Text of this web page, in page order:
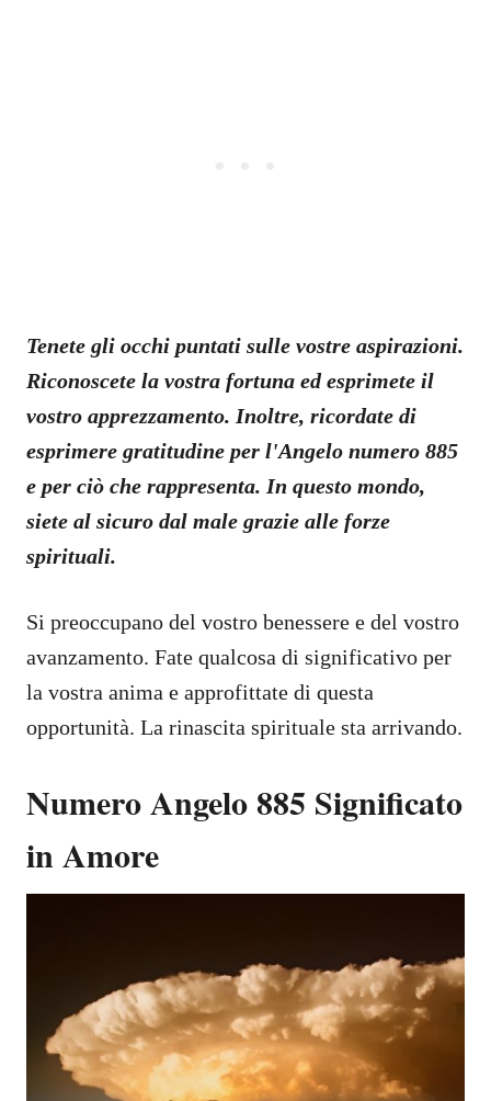
Tenete gli occhi puntati sulle vostre aspirazioni.
Riconoscete la vostra fortuna ed esprimete il
vostro apprezzamento. Inoltre, ricordate di
esprimere gratitudine per l'Angelo numero 885
e per ciò che rappresenta. In questo mondo,
siete al sicuro dal male grazie alle forze
spirituali.
Si preoccupano del vostro benessere e del vostro
avanzamento. Fate qualcosa di significativo per
la vostra anima e approfittate di questa
opportunità. La rinascita spirituale sta arrivando.
Numero Angelo 885 Significato
in Amore